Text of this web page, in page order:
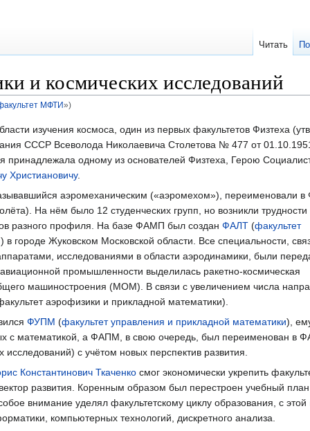
и космических исследований
МФТИ»)
изучения космоса, один из первых факультетов Физтеха
СССР Всеволода Николаевича Столетова № 477 от
принадлежала одному из основателей Физтеха, Герою
Христиановичу.
аэромеханическим («аэромехом»), переименовали
На нём было 12 студенческих групп, но возникли трудности
разного профиля. На базе ФАМП был создан ФАЛТ (факультет
) в городе Жуковском Московской области. Все специальности,
исследованиями в области аэродинамики, были
промышленности выделилась ракетно-космическая
машиностроения (МОМ). В связи с увеличением числа
аэрофизики и прикладной математики).
ФУПМ (факультет управления и прикладной математики),
с математикой, а ФАПМ, в свою очередь, был переименован в
с учётом новых перспектив развития.
Константинович Ткаченко смог экономически укрепить
развития. Коренным образом был перестроен учебный план
внимание уделял факультетскому циклу образования, с
компьютерных технологий, дискретного анализа.
Читать